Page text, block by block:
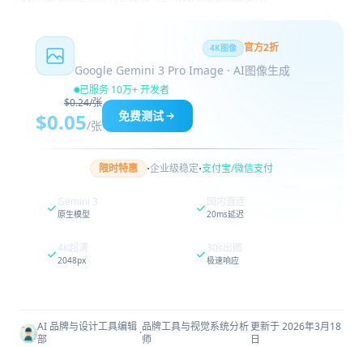
4K图像 官方2折
Google Gemini 3 Pro Image · AI图像生成
已服务 10万+ 开发者
$0.24/张
$0.05/张
免费测试
限时特惠 ·企业级稳定·支付宝/微信支付
Gemini 3
原生模型
国内直连
20ms延迟
4K超清
2048px
30s出图
极速响应
AI 品牌与设计工具编辑
部
·品牌工具与视觉系统分析
师
更新于 2026年3月18
日